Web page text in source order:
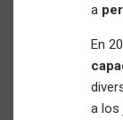
a
En
a los